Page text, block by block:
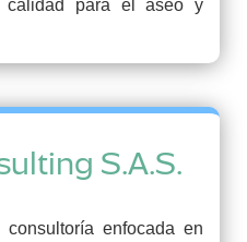
calidad para el aseo y
S.A.S.
enfocada en